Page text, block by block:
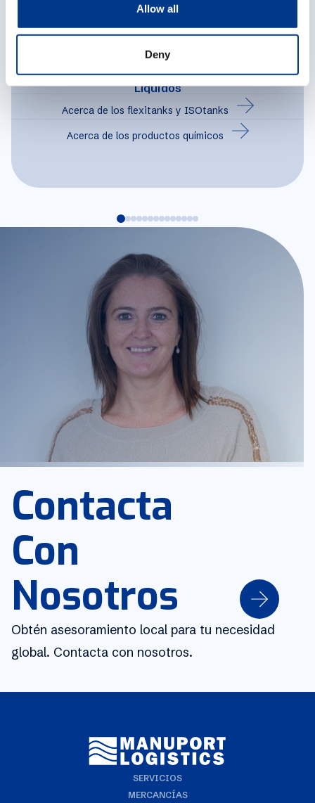
Allow all
Deny
Líquidos
Acerca de los flexitanks y ISOtanks
Acerca de los productos químicos
Contacta
Con
Nosotros
Obtén asesoramiento local para tu necesidad
global. Contacta con nosotros.
SERVICIOS
MERCANCÍAS